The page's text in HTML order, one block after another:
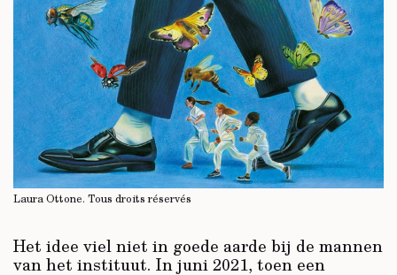
Laura Ottone. Tous droits réservés
Het idee viel niet in goede aarde bij de mannen
van het instituut. In juni 2021, toen een